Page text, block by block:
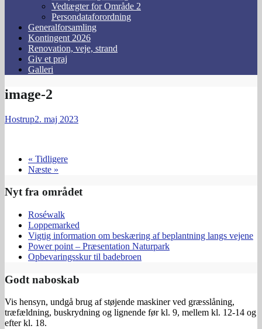
Vedtægter for Område 2
Persondataforordning
Generalforsamling
Kontingent 2026
Renovation, veje, strand
Giv et praj
Galleri
image-2
Hostrup2. maj 2023
« Tidligere
Næste »
Nyt fra området
Roséwalk
Loppemarked
Vigtig information om beskæring af beplantning langs vejene
Power point – Præsentation Naturpark
Opbevaringsskur til badebroen
Godt naboskab
Vis hensyn, undgå brug af støjende maskiner ved græsslåning,
træfældning, buskrydning og lignende før kl. 9, mellem kl. 12-14 og
efter kl. 18.